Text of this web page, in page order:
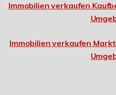
Immobilien verkaufen
Immobilien verkaufen